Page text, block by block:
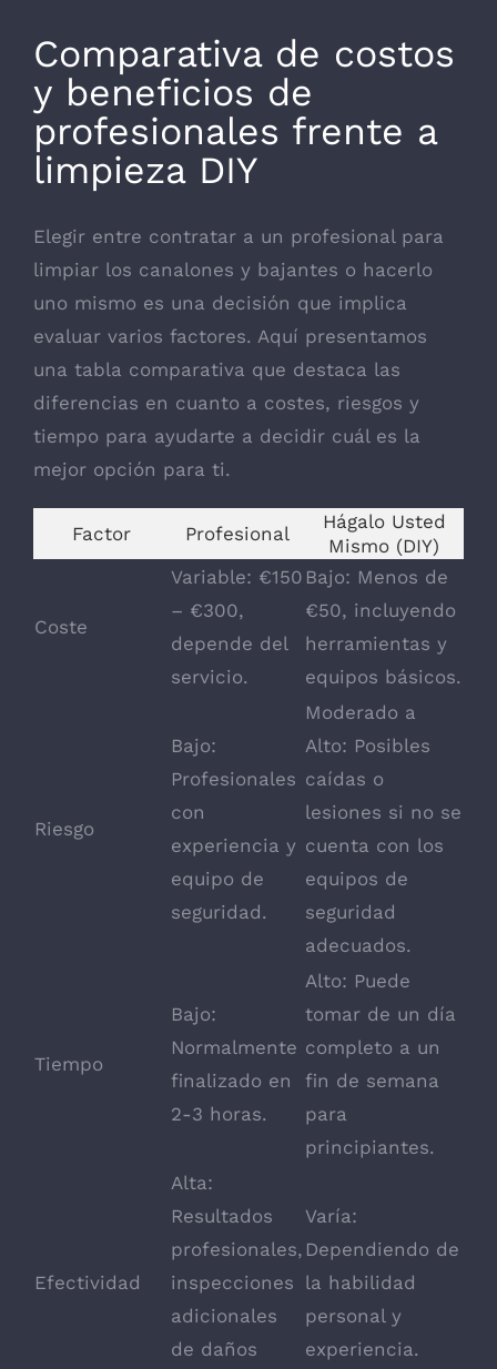
Comparativa de costos
y beneficios de
profesionales frente a
limpieza DIY
Elegir entre contratar a un profesional para
limpiar los canalones y bajantes o hacerlo
uno mismo es una decisión que implica
evaluar varios factores. Aquí presentamos
una tabla comparativa que destaca las
diferencias en cuanto a costes, riesgos y
tiempo para ayudarte a decidir cuál es la
mejor opción para ti.
Factor Profesional
Hágalo Usted
Mismo (DIY)
Coste
Variable: €150
– €300,
depende del
servicio.
Bajo: Menos de
€50, incluyendo
herramientas y
equipos básicos.
Riesgo
Bajo:
Profesionales
con
experiencia y
equipo de
seguridad.
Moderado a
Alto: Posibles
caídas o
lesiones si no se
cuenta con los
equipos de
seguridad
adecuados.
Tiempo
Bajo:
Normalmente
finalizado en
2-3 horas.
Alto: Puede
tomar de un día
completo a un
fin de semana
para
principiantes.
Efectividad
Alta:
Resultados
profesionales,
inspecciones
adicionales
de daños
Varía:
Dependiendo de
la habilidad
personal y
experiencia.